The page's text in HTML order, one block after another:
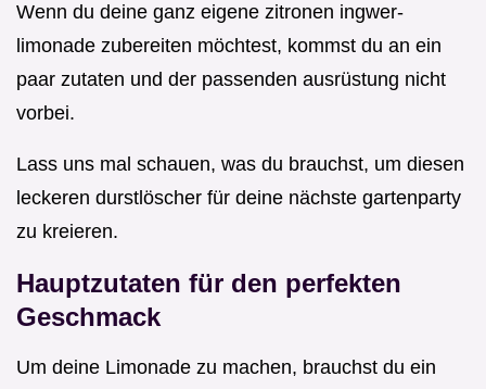
Wenn du deine ganz eigene zitronen ingwer-
limonade zubereiten möchtest, kommst du an ein
paar zutaten und der passenden ausrüstung nicht
vorbei.
Lass uns mal schauen, was du brauchst, um diesen
leckeren durstlöscher für deine nächste gartenparty
zu kreieren.
Hauptzutaten für den perfekten
Geschmack
Um deine Limonade zu machen, brauchst du ein